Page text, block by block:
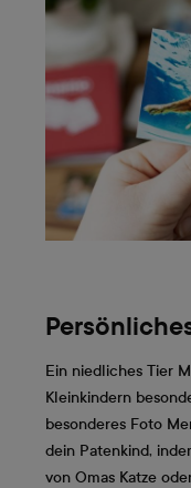
Ein niedliches Tier
Kleinkindern
besonderes Foto
dein Patenkind,
von Omas Katze